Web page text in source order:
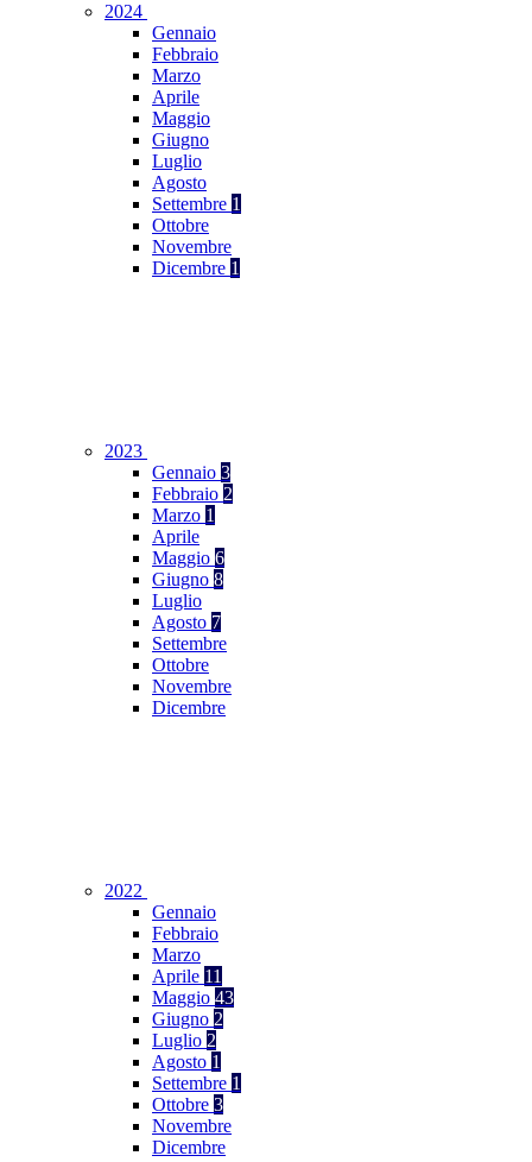
2024
Gennaio
Febbraio
Marzo
Aprile
Maggio
Giugno
Luglio
Agosto
Settembre 1
Ottobre
Novembre
Dicembre 1
2023
Gennaio 3
Febbraio 2
Marzo 1
Aprile
Maggio 6
Giugno 8
Luglio
Agosto 7
Settembre
Ottobre
Novembre
Dicembre
2022
Gennaio
Febbraio
Marzo
Aprile 11
Maggio 43
Giugno 2
Luglio 2
Agosto 1
Settembre 1
Ottobre 3
Novembre
Dicembre